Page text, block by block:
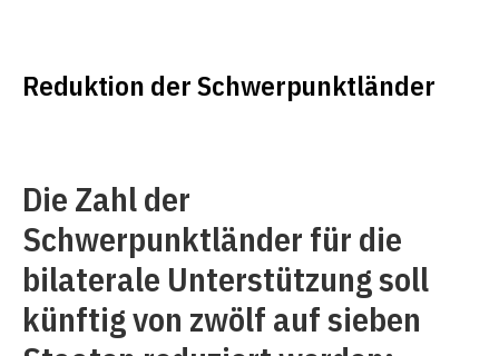
Reduktion der Schwerpunktländer
Die Zahl der
Schwerpunktländer für die
bilaterale Unterstützung soll
künftig von zwölf auf sieben